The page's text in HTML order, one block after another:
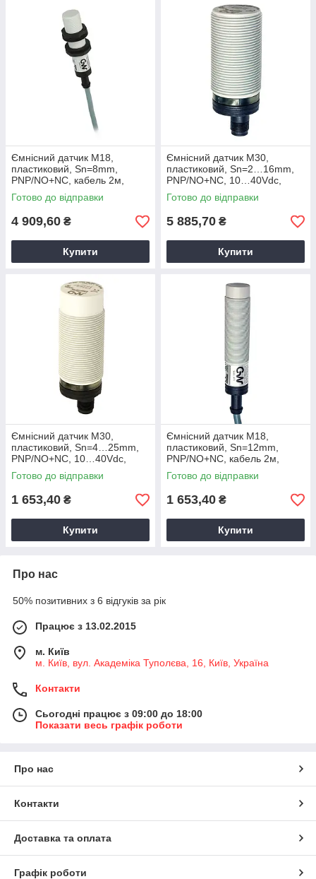
Ємнісний датчик M18,
пластиковий, Sn=8mm,
PNP/NO+NC, кабель 2м,
C18P/BP-1A M.D. Micro
Detectors
Готово до відправки
4 909,60 ₴
Купити
Ємнісний датчик M30,
пластиковий, Sn=2…16mm,
PNP/NO+NC, 10…40Vdc,
роз’єм M12, C30P/BP-1E M.D.
Micro Detectors
Готово до відправки
5 885,70 ₴
Купити
Ємнісний датчик M30,
пластиковий, Sn=4…25mm,
PNP/NO+NC, 10…40Vdc,
роз’єм M12, C30P/BP-2E M.D.
Micro Detectors
Готово до відправки
1 653,40 ₴
Купити
Ємнісний датчик M18,
пластиковий, Sn=12mm,
PNP/NO+NC, кабель 2м,
C18P/BP-2A M.D. Micro
Detectors
Готово до відправки
1 653,40 ₴
Купити
Про нас
50% позитивних з 6 відгуків за рік
Працює з 13.02.2015
м. Київ
м. Київ, вул. Академіка Туполєва, 16, Київ, Україна
Контакти
Сьогодні працює з 09:00 до 18:00
Показати весь графік роботи
Про нас
Контакти
Доставка та оплата
Графік роботи